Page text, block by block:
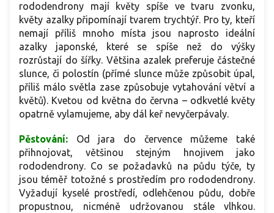
rododendrony mají květy spíše ve tvaru zvonku,
květy azalky připomínají tvarem trychtýř. Pro ty, kteří
nemají příliš mnoho místa jsou naprosto ideální
azalky japonské, které se spíše než do výšky
rozrůstají do šířky. Většina azalek preferuje částečné
slunce, či polostín (přímé slunce může způsobit úpal,
příliš málo světla zase způsobuje vytahování větví a
květů). Kvetou od května do června – odkvetlé květy
opatrně vylamujeme, aby dál keř nevyčerpávaly.
Pěstování:
Od jara do července můžeme také
přihnojovat, většinou stejným hnojivem jako
rododendrony. Co se požadavků na půdu týče, ty
jsou téměř totožné s prostředím pro rododendrony.
Vyžadují kyselé prostředí, odlehčenou půdu, dobře
propustnou, nicméně udržovanou stále vlhkou.